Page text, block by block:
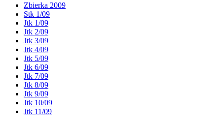
Zbierka 2009
Stk 1/09
Jtk 1/09
Jtk 2/09
Jtk 3/09
Jtk 4/09
Jtk 5/09
Jtk 6/09
Jtk 7/09
Jtk 8/09
Jtk 9/09
Jtk 10/09
Jtk 11/09